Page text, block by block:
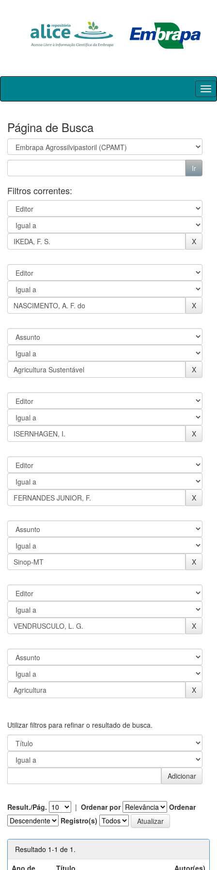
Skip
Página de Busca
Filtros correntes:
Utilizar filtros para refinar o resultado de busca.
Result./Pág. | Ordenar por
Ordenar
Registro(s)
Resultado 1-1 de 1.
Ano de
Título Autor(es)